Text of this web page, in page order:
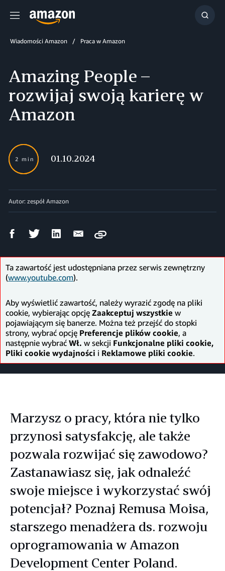
Menu
Wiadomości Amazon Praca w Amazon
Amazing People –
rozwijaj swoją karierę w
Amazon
2 min 01.10.2024
Autor: zespół Amazon
UdostępnijUdostępnijUdostępnij
Wyślij
Copy
Ta zawartość jest udostępniana przez serwis zewnętrzny
(www.youtube.com).
Aby wyświetlić zawartość, należy wyrazić zgodę na pliki
cookie, wybierając opcję Zaakceptuj wszystkie w
pojawiającym się banerze. Można też przejść do stopki
strony, wybrać opcję Preferencje plików cookie, a
następnie wybrać Wł. w sekcji Funkcjonalne pliki cookie,
Pliki cookie wydajności i Reklamowe pliki cookie.
Marzysz o pracy, która nie tylko
przynosi satysfakcję, ale także
pozwala rozwijać się zawodowo?
Zastanawiasz się, jak odnaleźć
swoje miejsce i wykorzystać swój
potencjał? Poznaj Remusa Moisa,
starszego menadżera ds. rozwoju
oprogramowania w Amazon
Development Center Poland.